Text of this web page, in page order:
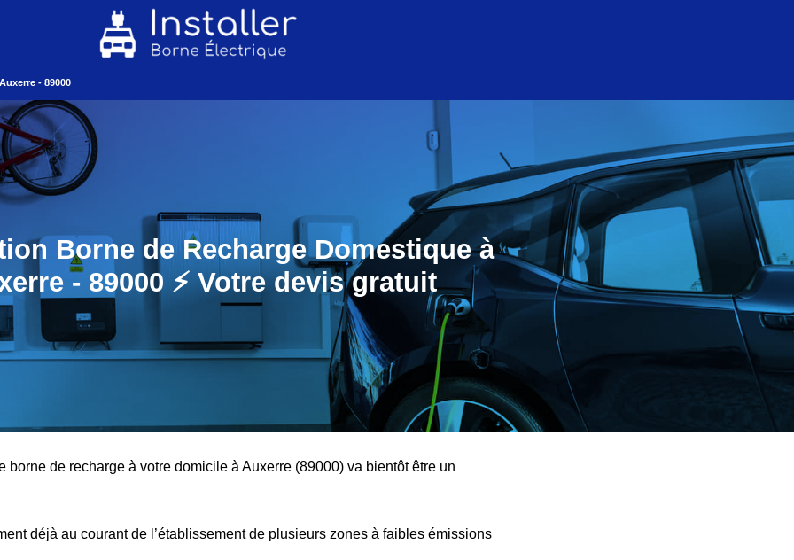
Auxerre - 89000
Borne de Recharge Domestique à
- 89000 ⚡️ Votre devis gratuit
borne de recharge à votre domicile à Auxerre (89000) va bientôt être un
déjà au courant de l’établissement de plusieurs zones à faibles émissions